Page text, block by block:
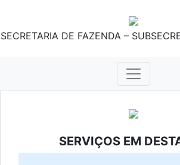
SECRETARIA DE FAZENDA –
SERVIÇOS EM